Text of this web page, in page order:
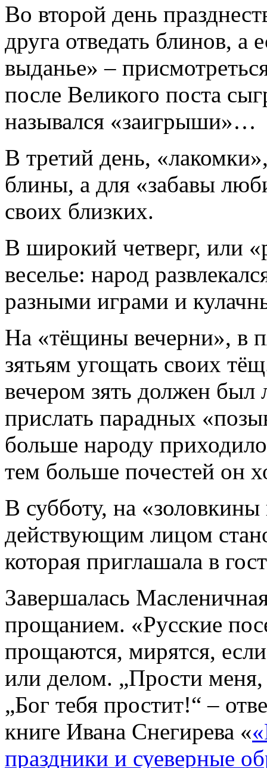
Во второй день
друга отведать блинов, а
выданье» –
после Великого поста
назывался «заигрыши»…
В третий день,
блины, а для «забавы
своих близких.
В широкий четверг, или
веселье: народ
разными играми и
На «тёщины вечерни», в
зятьям угощать своих
вечером зять должен был
прислать парадных
больше народу
тем больше почестей он
В субботу, на
действующим лицом
которая приглашала в
Завершалась
прощанием. «Русские
прощаются, мирятся,
или делом. „Прости
„Бог тебя простит!“ –
книге Ивана Снегирева «
праздники и суеверные